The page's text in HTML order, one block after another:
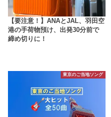
【要注意！】ANAとJAL、羽田空
港の手荷物預け、出発30分前で
締め切りに！
東京のご当地ソング